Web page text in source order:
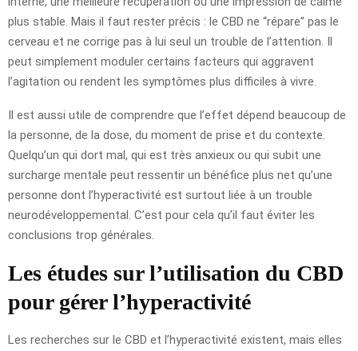
plus stable. Mais il faut rester précis : le CBD ne “répare” pas le
cerveau et ne corrige pas à lui seul un trouble de l’attention. Il
peut simplement moduler certains facteurs qui aggravent
l’agitation ou rendent les symptômes plus difficiles à vivre.
Il est aussi utile de comprendre que l’effet dépend beaucoup de
la personne, de la dose, du moment de prise et du contexte.
Quelqu’un qui dort mal, qui est très anxieux ou qui subit une
surcharge mentale peut ressentir un bénéfice plus net qu’une
personne dont l’hyperactivité est surtout liée à un trouble
neurodéveloppemental. C’est pour cela qu’il faut éviter les
conclusions trop générales.
Les études sur l’utilisation du CBD
pour gérer l’hyperactivité
Les recherches sur le CBD et l’hyperactivité existent, mais elles